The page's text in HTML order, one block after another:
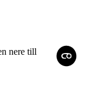
nere till